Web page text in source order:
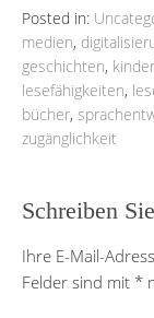
Posted in:
medien,
geschichten,
lesefähigkeiten,
bücher,
zugänglichkeit
Schreiben
Ihre E-Mail-
Felder sind mit *